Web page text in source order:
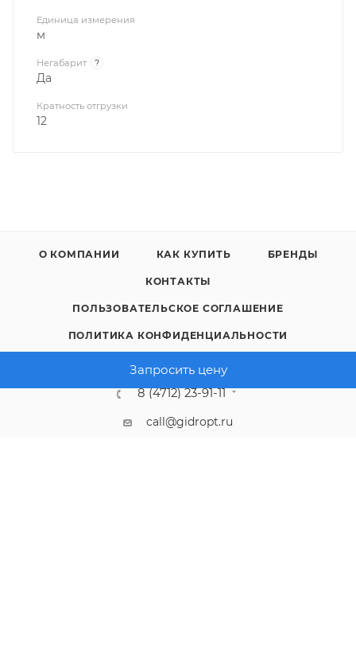
Запросить цену
Единица измерения
м
Негабарит ?
Да
Кратность отгрузки
12
О КОМПАНИИ КАК КУПИТЬ БРЕНДЫ
КОНТАКТЫ
ПОЛЬЗОВАТЕЛЬСКОЕ СОГЛАШЕНИЕ
ПОЛИТИКА КОНФИДЕНЦИАЛЬНОСТИ
8 (4712) 23-91-11
call@gidropt.ru